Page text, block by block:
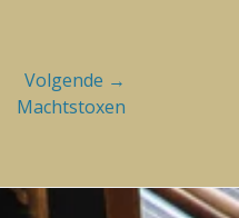
Volgende →
Machtstoxen